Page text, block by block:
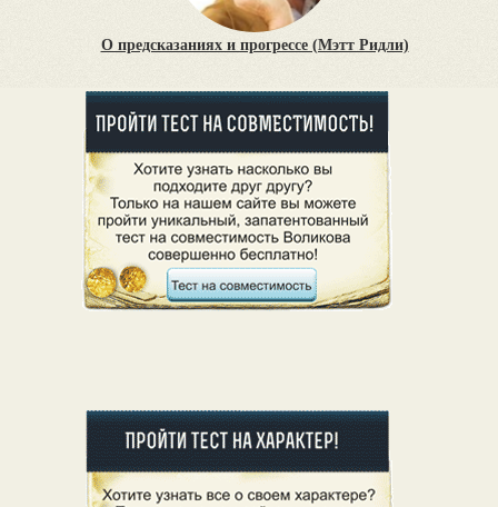
О предсказаниях и прогрессе (Мэтт Ридли)